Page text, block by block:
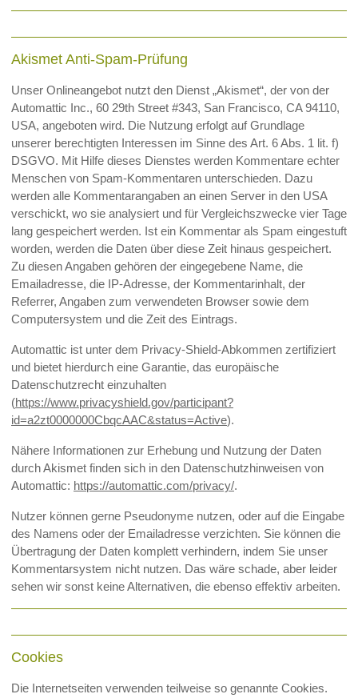
Akismet Anti-Spam-Prüfung
Unser Onlineangebot nutzt den Dienst „Akismet“, der von der
Automattic Inc., 60 29th Street #343, San Francisco, CA 94110,
USA, angeboten wird. Die Nutzung erfolgt auf Grundlage
unserer berechtigten Interessen im Sinne des Art. 6 Abs. 1 lit. f)
DSGVO. Mit Hilfe dieses Dienstes werden Kommentare echter
Menschen von Spam-Kommentaren unterschieden. Dazu
werden alle Kommentarangaben an einen Server in den USA
verschickt, wo sie analysiert und für Vergleichszwecke vier Tage
lang gespeichert werden. Ist ein Kommentar als Spam eingestuft
worden, werden die Daten über diese Zeit hinaus gespeichert.
Zu diesen Angaben gehören der eingegebene Name, die
Emailadresse, die IP-Adresse, der Kommentarinhalt, der
Referrer, Angaben zum verwendeten Browser sowie dem
Computersystem und die Zeit des Eintrags.
Automattic ist unter dem Privacy-Shield-Abkommen zertifiziert
und bietet hierdurch eine Garantie, das europäische
Datenschutzrecht einzuhalten
(https://www.privacyshield.gov/participant?
id=a2zt0000000CbqcAAC&status=Active).
Nähere Informationen zur Erhebung und Nutzung der Daten
durch Akismet finden sich in den Datenschutzhinweisen von
Automattic: https://automattic.com/privacy/.
Nutzer können gerne Pseudonyme nutzen, oder auf die Eingabe
des Namens oder der Emailadresse verzichten. Sie können die
Übertragung der Daten komplett verhindern, indem Sie unser
Kommentarsystem nicht nutzen. Das wäre schade, aber leider
sehen wir sonst keine Alternativen, die ebenso effektiv arbeiten.
Cookies
Die Internetseiten verwenden teilweise so genannte Cookies.